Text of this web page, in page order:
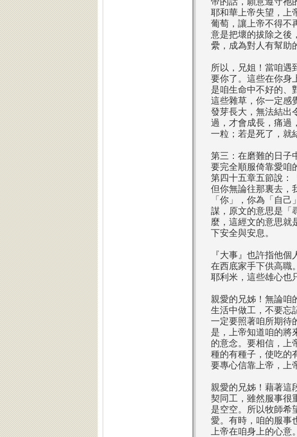
耶和華上帝失望，上
葡萄，讓上帝不得不
意是把壞的拔除之後
纍，成為對人有幫助
所以，兄姐！當咱遇
要你了。這些在你身
是咱生命中不好的、
這些雜草，你一定感
發芽長大，無法結出
過，才會成長，痛過
一粒；若是死了，就
第三：在磨難的日子
要完全順服倚靠愛咱
第四十五章五節說：
但你無論往那裏去，
「你」，你為「自
謀，原文的意思是「
麼，這經文的意思就
下安全與安息。
『大事』也許指他
在西底家手下供高職
耶利米，這些雄心也
親愛的兄姊！無論咱
生活中做工，不要忘
一定要照著咱所期待
是，上帝知道咱的將
的意念。要相信，上
種的有種子，使吃的
要專心信靠上帝，上
親愛的兄姊！藉著這
契同工，雖然服事很
是空空。所以牧師希
愛。有時，咱的服事
上帝在咱身上的心意